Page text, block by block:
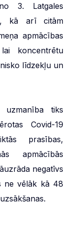
3. Latgales
kā arī citām
apmācības
koncentrētu
līdzekļu un
uzmanība tiks
Covid-19
prasības,
apmācībās
negatīvs
ne vēlāk kā 48